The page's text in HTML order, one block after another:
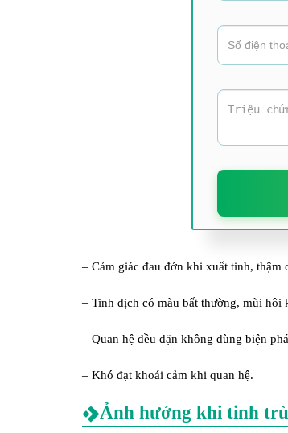
– Cảm giác đau đớn khi xuất tinh, thậm
– Tinh dịch có màu bất thường, mùi hôi
– Quan hệ đều đặn không dùng biện
– Khó đạt khoái cảm khi quan hệ.
Ảnh hưởng khi tinh